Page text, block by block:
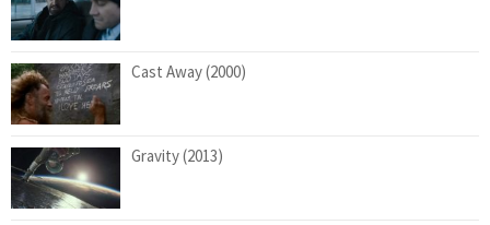
Cast Away (2000)
Gravity (2013)